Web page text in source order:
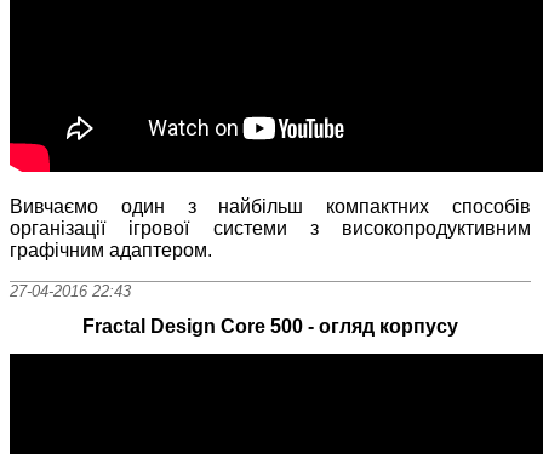
Вивчаємо один з найбільш компактних способів
організації ігрової системи з високопродуктивним
графічним адаптером.
27-04-2016 22:43
Fractal Design Core 500 - огляд корпусу